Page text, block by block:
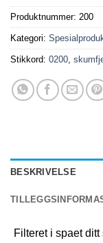
Produktnummer: 200
Kategori:
Stikkord: 0200
BESKRIVELSE
Filteret i spaet